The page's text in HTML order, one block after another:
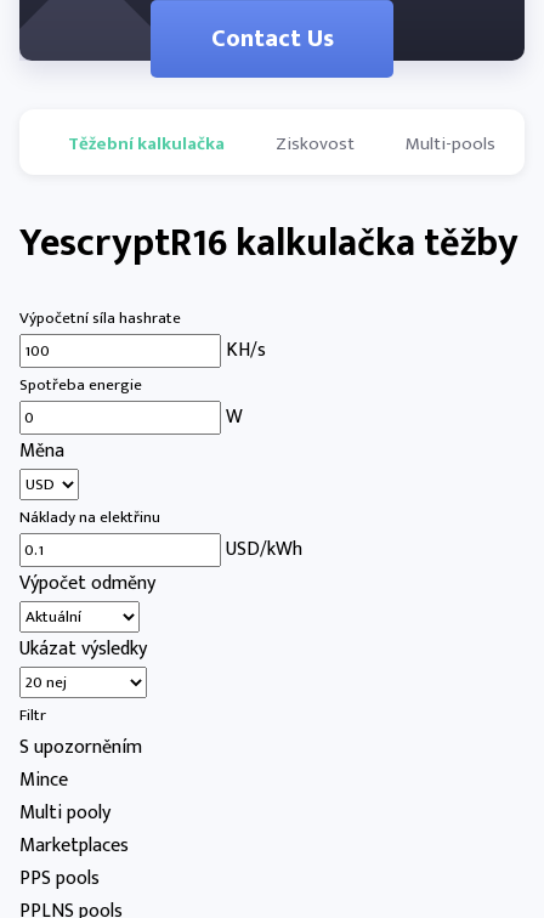
Contact Us
Těžební kalkulačka Ziskovost Multi-pools
YescryptR16 kalkulačka těžby
Výpočetní síla hashrate
KH/s
Spotřeba energie
W
Měna
Náklady na elektřinu
USD/kWh
Výpočet odměny
Ukázat výsledky
Filtr
S upozorněním
Mince
Multi pooly
Marketplaces
PPS pools